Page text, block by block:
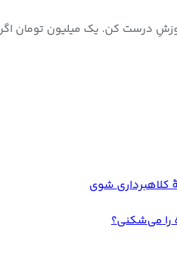
درست کن. یک میلیون تومان
کلاهبرداری شوی
را می‌شکنی؟